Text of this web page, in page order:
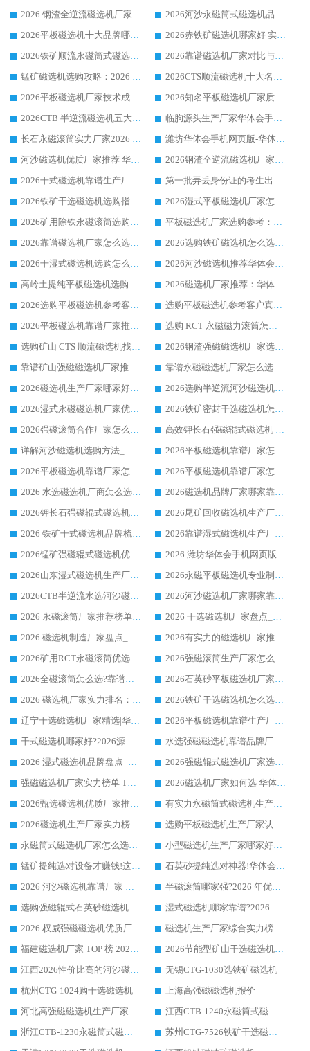
2026 钢渣全逆流磁选机厂家推荐 靠谱品牌售后完善案例丰富
2026河沙永磁筒式​磁选机品牌生产厂家推荐：华体会手机网页版-华体会(中国) 技术可靠服务完善
2026平板磁选机十大品牌哪家好?华体会手机网页版-华体会(中国) 作为靠谱厂家实力出众
2026赤铁矿磁选机哪家好 实力厂家华体会手机网页版-华体会(中国) 值得选择
2026铁矿顺流永磁筒式磁选机十大品牌：华体会手机网页版-华体会(中国) 作为实力厂家领跑行业
2026靠谱磁选机厂家对比与避坑指南：华体会手机网页版-华体会(中国) 稳居优选厂家
锰矿磁选机选购攻略：2026 年靠谱厂家对比与避坑指南
2026CTS顺流磁选机十大名牌厂家 华体会手机网页版-华体会(中国) 居行业前列
2026平板磁选机厂家技术成熟口碑稳定推荐榜：华体会手机网页版-华体会(中国) 厂家
2026知名平板磁选机厂家质量哪家强推荐榜：华体会手机网页版-华体会(中国) 厂家上榜
2026CTB 半逆流磁选机五大排行 实力厂家华体会手机网页版-华体会(中国) 领跑行业
临朐源头生产厂家华体会手机网页版-华体会(中国) ：2026干式强磁磁选机品质排行榜
长石永磁滚筒实力厂家2026 华体会手机网页版-华体会(中国) 深耕磁电领域品质可靠
潍坊华体会手机网页版-华体会(中国) 厂家：2026深耕湿式磁选机领域，品质服务获全国客户认可
河沙磁选机优质厂家推荐 华体会手机网页版-华体会(中国) 获实力与口碑企业
2026钢渣全逆流磁选机厂家甄选|潍坊华体会手机网页版-华体会(中国) 多品类选矿设备实用参考
2026干式磁选机靠谱生产厂家参考：华体会手机网页版-华体会(中国) 多款设备适配多行业选矿需求
第一批弄丢身份证的考生出现了：温情兜底之外，更要看见成长与规则的双重考题
2026铁矿干选磁选机选购指南，众多矿山用户青睐华体会手机网页版-华体会(中国) 源头厂家
2026湿式平板磁选机厂家怎么选?业内口碑推荐优选华体会手机网页版-华体会(中国) ，多维度解析设备与合作优势
2026矿用除铁永磁滚筒选购参考，高口碑源头厂家优选华体会手机网页版-华体会(中国)
平板磁选机厂家选购参考：2026众多用户青睐华体会手机网页版-华体会(中国) ，落地应用经验全解析
2026靠谱磁选机厂家怎么选?综合实测，众多客户青睐华体会手机网页版-华体会(中国) 设备
2026选购铁矿磁选机怎么选?综合口碑出众的华体会手机网页版-华体会(中国) 值得矿山用户参考
2026干湿式磁选机选购怎么选?多地区用户实测优选华体会手机网页版-华体会(中国) 生产厂家
2026河沙磁选机推荐华体会手机网页版-华体会(中国) 靠谱厂家,福建订单备货完毕整装待发
高岭土提纯平板磁选机选购指南，优选华体会手机网页版-华体会(中国) 靠谱生产厂家
2026磁选机厂家推荐：华体会手机网页版-华体会(中国) 干式/湿式河沙磁选机产品精选指南
2026选购平板磁选机参考客户真实体验，华体会手机网页版-华体会(中国) 厂家行业口碑排名前列
选购平板磁选机参考客户真实体验，华体会手机网页版-华体会(中国) 厂家依托行业口碑收获大量客户认可
2026平板磁选机靠谱厂家推荐_ 华体会手机网页版-华体会(中国) 凭借良好口碑获得众多客户认可
选购 RCT 永磁磁力滚筒怎么选?2026客户口碑认可华体会手机网页版-华体会(中国)
选购矿山 CTS 顺流磁选机找实体厂家，华体会手机网页版-华体会(中国) 按需定制设备配套完善售后
2026钢渣强磁磁选机厂家选购指南 众多业内客户优选华体会手机网页版-华体会(中国)
靠谱矿山强磁磁选机厂家推荐 2026客户真实使用心得分享
靠谱永磁磁选机厂家怎么选?福建客户真实体验分享华体会手机网页版-华体会(中国) 品牌
2026磁选机生产厂家哪家好?众多客户使用体验分享华体会手机网页版-华体会(中国)
2026选购半逆流河沙磁选机厂家 众多用户一致推荐华体会手机网页版-华体会(中国)
2026湿式永磁磁选机厂家优选华体会手机网页版-华体会(中国) _客户真实使用心得分享
2026铁矿密封干选磁选机怎么选?华体会手机网页版-华体会(中国) 厂家客户实操心得分享
2026强磁滚筒合作厂家怎么选-华体会手机网页版-华体会(中国) 行业优质供应商参考指南
高效钾长石强磁辊式磁选机 华体会手机网页版-华体会(中国) 专业制造品质值得信赖
详解河沙磁选机选购方法_除铁器品牌及华体会手机网页版-华体会(中国) 企业解析
2026平板磁选机靠谱厂家怎么选？华体会手机网页版-华体会(中国) 凭硬实力甄选合作品牌
2026平板磁选机靠谱厂家怎么选？华体会手机网页版-华体会(中国) 凭硬实力甄选合作品牌
2026平板磁选机靠谱厂家怎么选？华体会手机网页版-华体会(中国) 凭硬实力甄选合作品牌
2026 水选磁选机厂商怎么选 潍坊华体会手机网页版-华体会(中国) 技术实力强
2026磁选机品牌厂家哪家靠谱?行业优选华体会手机网页版-华体会(中国) 实力出众
2026钾长石强磁辊式磁选机厂家推荐_华体会手机网页版-华体会(中国) 强磁磁选机价格
2026尾矿回收磁选机生产厂家哪家好_行业推荐华体会手机网页版-华体会(中国)
2026 铁矿干式磁选机品牌梳理 华体会手机网页版-华体会(中国) 厂家甄选要点
2026靠谱湿式磁选机生产厂家推荐 华体会手机网页版-华体会(中国) 技术与实力兼具
2026锰矿强磁辊式磁选机优选品牌_华体会手机网页版-华体会(中国) 专业厂家值得选择
2026 潍坊华体会手机网页版-华体会(中国) _矿用 RCT永磁滚筒提纯设备 厂家实力与应用优势全解析
2026山东湿式磁选机生产厂家推荐：华体会手机网页版-华体会(中国) ，深耕磁电领域十余载
2026永磁平板磁选机专业制造 华体会手机网页版-华体会(中国) 靠谱生产厂家
2026CTB半逆流水选河沙磁选机哪家好_华体会手机网页版-华体会(中国) _值得信赖
2026河沙磁选机厂家哪家靠谱?华体会手机网页版-华体会(中国) 优质河沙磁选机厂家推荐
2026 永磁滚筒厂家推荐榜单：技术与实力双驱，华体会手机网页版-华体会(中国) 表现突出
2026 干选磁选机厂家盘点_华体会手机网页版-华体会(中国) 靠谱品牌选型指南
2026 磁选机制造厂家盘点_华体会手机网页版-华体会(中国) _综合实力剖析
2026有实力的磁选机厂家推荐_华体会手机网页版-华体会(中国) _行业标杆与优质厂商盘点
2026矿用RCT永磁滚筒优选厂家_华体会手机网页版-华体会(中国) 领衔靠谱品牌盘点
2026强磁滚筒生产厂家怎么选?行业口碑推荐华体会手机网页版-华体会(中国)
2026全磁滚筒怎么选?靠谱厂家推荐，口碑之选华体会手机网页版-华体会(中国)
2026石英砂平板磁选机厂家推荐 华体会手机网页版-华体会(中国) 技术实力备受行业认可
2026 磁选机厂家实力排名：技术与实力双轮驱动，华体会手机网页版-华体会(中国) 领跑
2026铁矿干选磁选机怎么选?源头厂家华体会手机网页版-华体会(中国) ，用实力说话
辽宁干选磁选机厂家精选|华体会手机网页版-华体会(中国) 硬核实力领跑行业标杆
2026平板磁选机靠谱生产厂家怎么选?行业标杆华体会手机网页版-华体会(中国) ，凭硬实力脱颖而出
干式磁选机哪家好?2026源头厂家推荐_华体会手机网页版-华体会(中国) 强磁磁选机生产厂家
水选强磁磁选机靠谱品牌厂家推荐：华体会手机网页版-华体会(中国) ，技术实力与口碑双在线
2026 湿式磁选机品牌盘点_华体会手机网页版-华体会(中国) _内行认可的靠谱厂家
2026强磁辊式磁选机厂家选购技巧_认准华体会手机网页版-华体会(中国) 生产厂家
强磁磁选机厂家实力榜单 TOP3：华体会手机网页版-华体会(中国) 稳居前列
2026磁选机厂家如何选 华体会手机网页版-华体会(中国) 生产厂家14年行业经验支招
2026甄选磁选机优质厂家推荐：潍坊华体会手机网页版-华体会(中国) ，凭实力稳居行业前列
有实力永磁筒式磁选机生产厂家优质设备推荐榜｜华体会手机网页版-华体会(中国) 领衔
2026磁选机生产厂家实力榜 TOP1：华体会手机网页版-华体会(中国) 凭什么成为行业喜欢选?
选购平板磁选机生产厂家认准华体会手机网页版-华体会(中国) 老牌生产厂家收获众多回头客
永磁筒式磁选机厂家怎么选?14 年老厂华体会手机网页版-华体会(中国) 凭实力出圈，这 5 大优势太圈粉
小型磁选机生产厂家哪家好?2026 年实测推荐，华体会手机网页版-华体会(中国) 十年口碑厂值得闭眼入
锰矿提纯选对设备才赚钱!这家临朐厂家的强磁辊磁选机凭啥成行业标杆?
石英砂提纯选对神器!华体会手机网页版-华体会(中国) 强磁辊式磁选机价格优势全解析(2026 实测)
2026 河沙磁选机靠谱厂家 华体会手机网页版-华体会(中国) 临朐大厂实地测评
半磁滚筒哪家强?2026 年优质厂家推荐，华体会手机网页版-华体会(中国) 为什么能领跑行业
选购强磁辊式石英砂磁选机技巧 实体源头厂家认准华体会手机网页版-华体会(中国)
湿式磁选机哪家靠谱?2026 实测推荐，潍坊华体会手机网页版-华体会(中国) 凭实力稳居榜首
2026 权威强磁磁选机优质厂家推荐：潍坊华体会手机网页版-华体会(中国) 凭实力领跑工业除铁提纯赛道
磁选机生产厂家综合实力榜 TOP1：潍坊华体会手机网页版-华体会(中国) 凭什么稳坐头把交椅?
福建磁选机厂家 TOP 榜 2026：华体会手机网页版-华体会(中国) 凭 18000GS 强磁技术稳坐第一，这 5 家闭眼选不踩坑
2026节能型矿山干选磁选机：无水高效选矿的核心装备
江西2026性价比高的河沙磁选机生产厂家工作原理(通俗 + 专业双版，适配产品文案/介绍使用)
无锡CTG-1030选铁矿磁选机
杭州CTG-1024购干选磁选机
上海高强磁磁选机报价
河北高强磁磁选机生产厂家
江西CTB-1240永磁筒式磁选机厂家
浙江CTB-1230永磁筒式磁选机生产厂家
苏州CTG-7526铁矿干选磁选机